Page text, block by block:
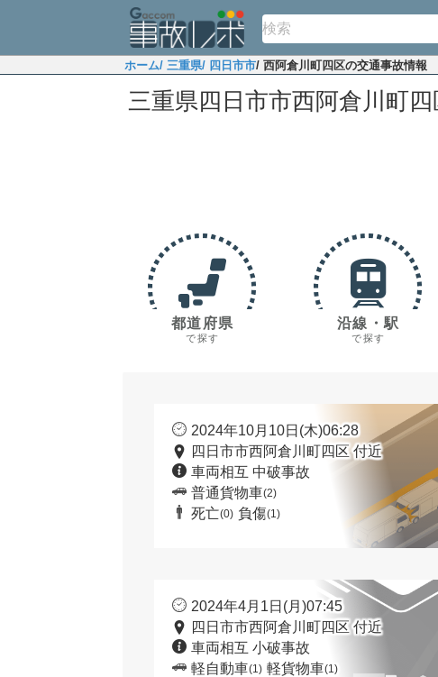
ホーム/ 三重県/ 四日市市/ 西阿倉川町四区の交通事故情報
三重県四日市市西阿倉川町
都道府県
で探す
沿線・駅
で探す
2024年10月10日(木)06:28
四日市市西阿倉川町四区 付近
車両相互 中破事故
普通貨物車(2)
死亡(0) 負傷(1)
2024年4月1日(月)07:45
四日市市西阿倉川町四区 付近
車両相互 小破事故
軽自動車(1) 軽貨物車(1)